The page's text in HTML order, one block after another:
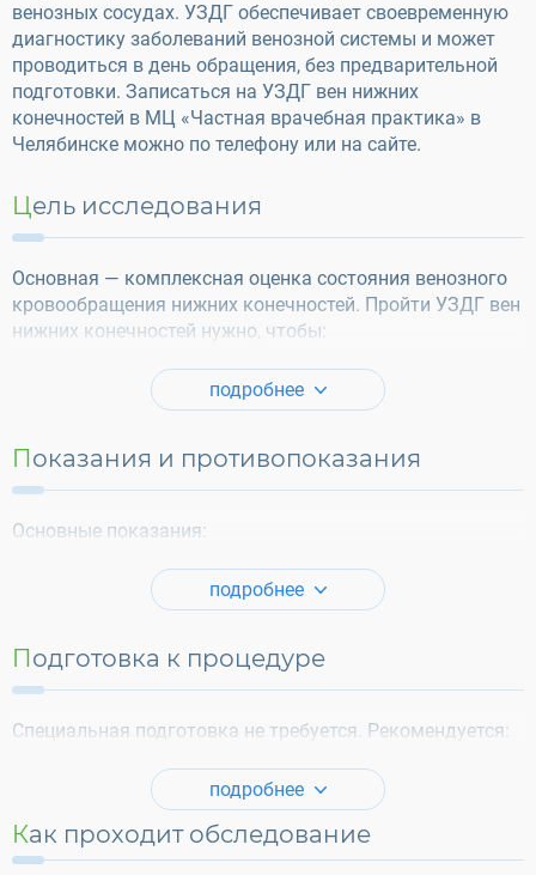
венозных сосудах. УЗДГ обеспечивает своевременную
диагностику заболеваний венозной системы и может
проводиться в день обращения, без предварительной
подготовки. Записаться на УЗДГ вен нижних
конечностей в МЦ «Частная врачебная практика» в
Челябинске можно по телефону или на сайте.
Цель исследования
Основная — комплексная оценка состояния венозного
кровообращения нижних конечностей. Пройти УЗДГ вен
нижних конечностей нужно, чтобы:
подробнее
Показания и противопоказания
Основные показания:
подробнее
Подготовка к процедуре
Специальная подготовка не требуется. Рекомендуется:
подробнее
Как проходит обследование